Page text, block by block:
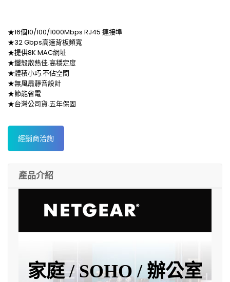
★16個10/100/1000Mbps RJ45 連接埠
★32 Gbps高速背板頻寬
★提供8K MAC網址
★鐵殼散熱佳.高穩定度
★體積小巧.不佔空間
★無風扇靜音設計
★節能省電
★台灣公司貨.五年保固
經銷商洽詢
產品介紹
家庭 / SOHO / 辦公室